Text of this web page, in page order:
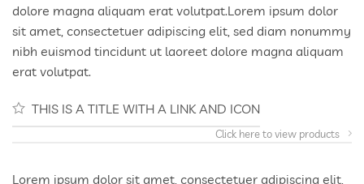
dolore magna aliquam erat volutpat.Lorem ipsum dolor
sit amet, consectetuer adipiscing elit, sed diam nonummy
nibh euismod tincidunt ut laoreet dolore magna aliquam
erat volutpat.
THIS IS A TITLE WITH A LINK AND ICON
Click here to view products
Lorem ipsum dolor sit amet, consectetuer adipiscing elit,